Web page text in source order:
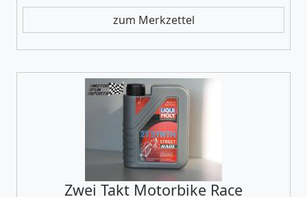
zum Merkzettel
Zwei Takt Motorbike Race